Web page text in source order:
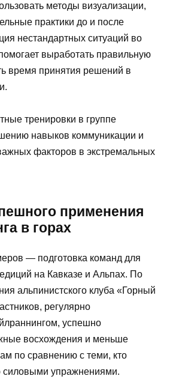
методы визуализации,
практики до и после
нестандартных ситуаций во
выработать правильную
время принятия решений в
тренировки в группе
навыков коммуникации и
факторов в экстремальных
применения
в горах
— подготовка команд для
на Кавказе и Альпах. По
альпинистского клуба «Горный
регулярно
успешно
восхождения и меньше
по сравнению с теми, кто
силовыми упражнениями.